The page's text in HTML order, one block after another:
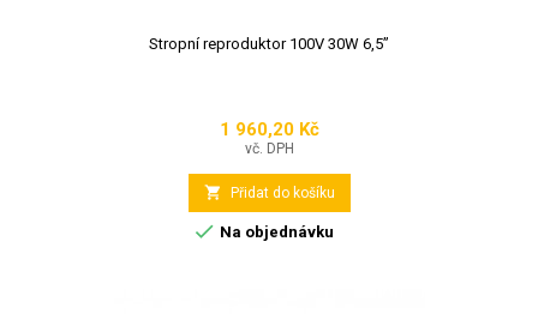
Stropní reproduktor 100V 30W 6,5”
Cena
1 960,20 Kč
vč. DPH
 Přidat do košíku
 Na objednávku